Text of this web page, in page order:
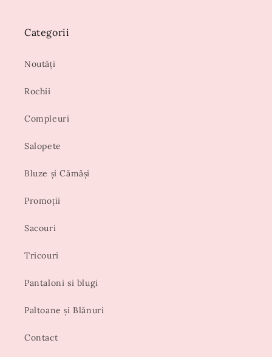
Categorii
Noutăți
Rochii
Compleuri
Salopete
Bluze și Cămăși
Promoții
Sacouri
Tricouri
Pantaloni si blugi
Paltoane și Blănuri
Contact